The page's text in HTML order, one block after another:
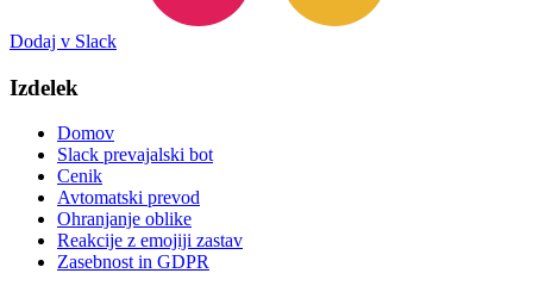
Dodaj v Slack
Izdelek
Domov
Slack prevajalski bot
Cenik
Avtomatski prevod
Ohranjanje oblike
Reakcije z emojiji zastav
Zasebnost in GDPR